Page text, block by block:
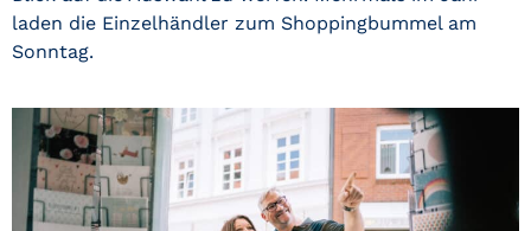
laden die Einzelhändler zum Shoppingbummel am
Sonntag.